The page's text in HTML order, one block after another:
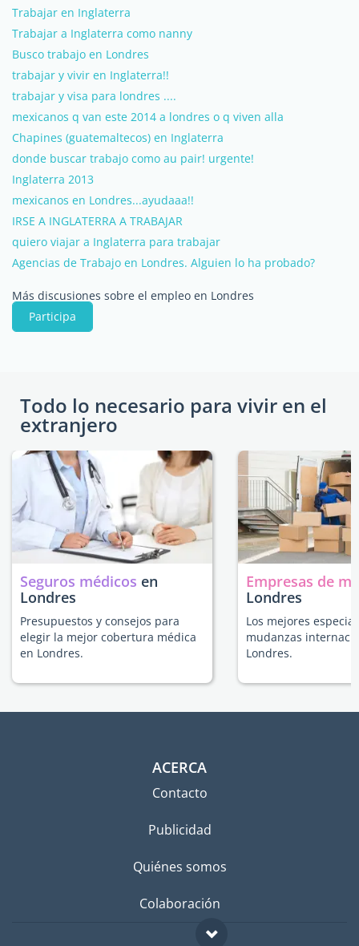
Trabajar en Inglaterra
Trabajar a Inglaterra como nanny
Busco trabajo en Londres
trabajar y vivir en Inglaterra!!
trabajar y visa para londres ....
mexicanos q van este 2014 a londres o q viven alla
Chapines (guatemaltecos) en Inglaterra
donde buscar trabajo como au pair! urgente!
Inglaterra 2013
mexicanos en Londres...ayudaaa!!
IRSE A INGLATERRA A TRABAJAR
quiero viajar a Inglaterra para trabajar
Agencias de Trabajo en Londres. Alguien lo ha probado?
Más discusiones sobre el empleo en Londres
Participa
Todo lo necesario para vivir en el
extranjero
Seguros médicos en
Londres
Presupuestos y consejos para
elegir la mejor cobertura médica
en Londres.
Empresas de
Londres
Los mejores
mudanzas
Londres.
ACERCA
Contacto
Publicidad
Quiénes somos
Colaboración